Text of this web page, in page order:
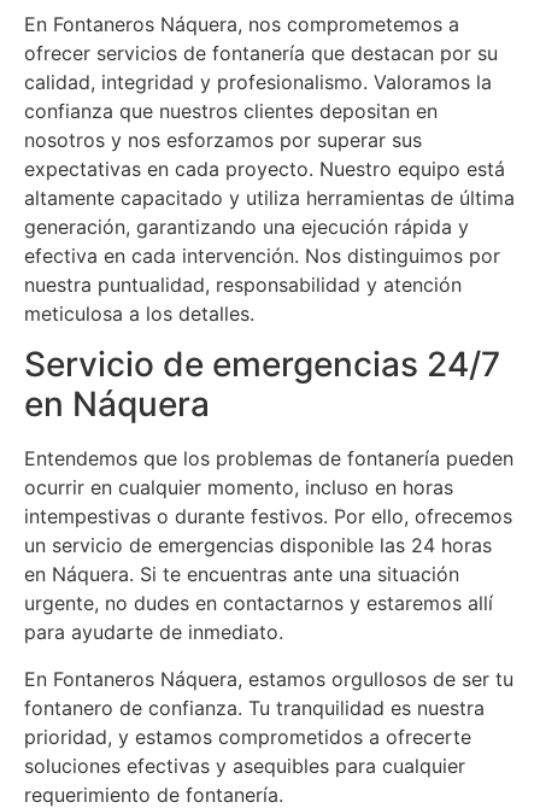
En Fontaneros Náquera, nos comprometemos a
ofrecer servicios de fontanería que destacan por su
calidad, integridad y profesionalismo. Valoramos la
confianza que nuestros clientes depositan en
nosotros y nos esforzamos por superar sus
expectativas en cada proyecto. Nuestro equipo está
altamente capacitado y utiliza herramientas de última
generación, garantizando una ejecución rápida y
efectiva en cada intervención. Nos distinguimos por
nuestra puntualidad, responsabilidad y atención
meticulosa a los detalles.
Servicio de emergencias 24/7
en Náquera
Entendemos que los problemas de fontanería pueden
ocurrir en cualquier momento, incluso en horas
intempestivas o durante festivos. Por ello, ofrecemos
un servicio de emergencias disponible las 24 horas
en Náquera. Si te encuentras ante una situación
urgente, no dudes en contactarnos y estaremos allí
para ayudarte de inmediato.
En Fontaneros Náquera, estamos orgullosos de ser tu
fontanero de confianza. Tu tranquilidad es nuestra
prioridad, y estamos comprometidos a ofrecerte
soluciones efectivas y asequibles para cualquier
requerimiento de fontanería.